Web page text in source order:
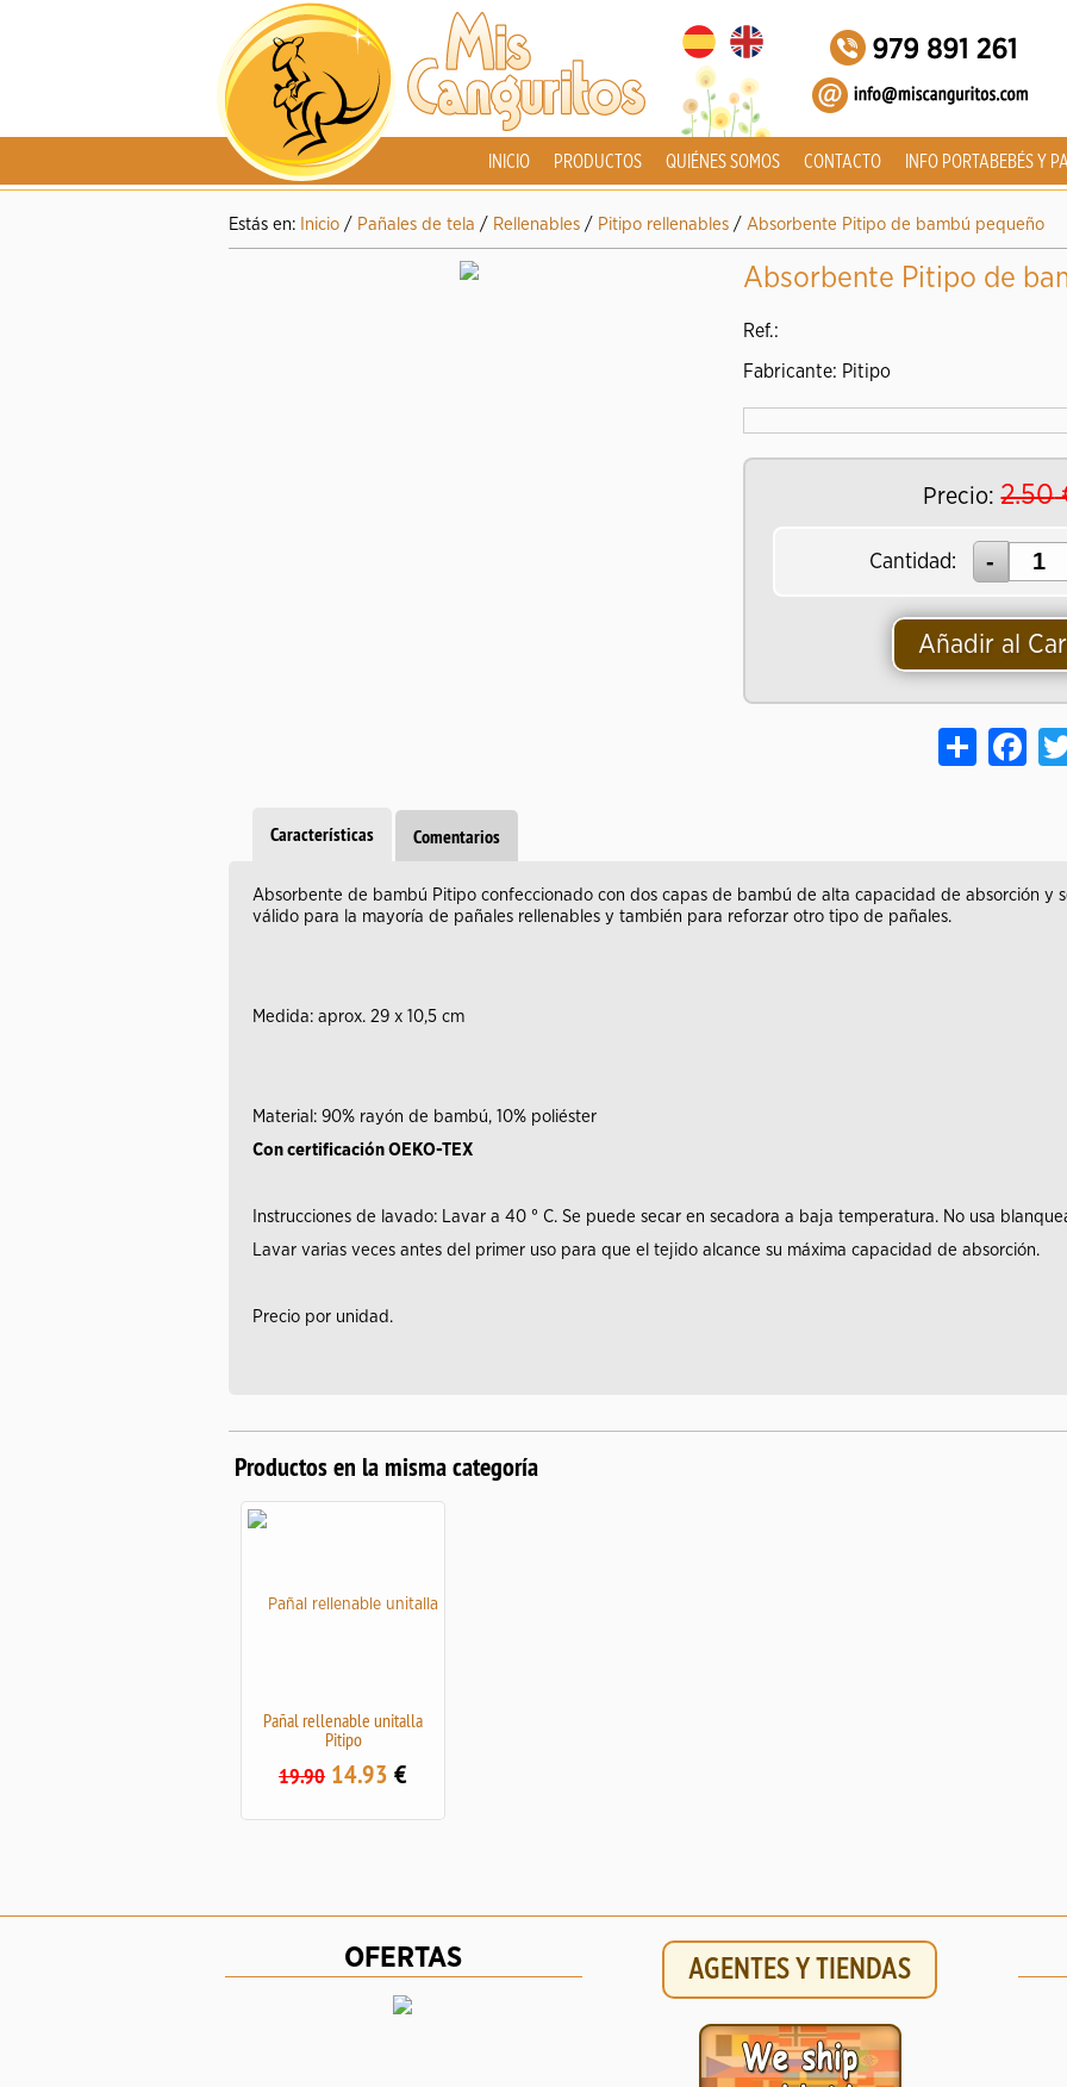
INICIO PRODUCTOS QUIÉNES SOMOS CONTACTO INFO PORTABEBÉS Y
Estás en: Inicio / Pañales de tela / Rellenables / Pitipo rellenables / Absorbente Pitipo de bambú pequeño
Absorbente Pitipo de
Ref.:
Fabricante: Pitipo
Precio: 2.50
Cantidad:
Añadir al
Share
Características Comentarios
Absorbente de bambú Pitipo confeccionado con dos capas de bambú de alta capacidad de absorción y
válido para la mayoría de pañales rellenables y también para reforzar otro tipo de pañales.
Medida: aprox. 29 x 10,5 cm
Material: 90% rayón de bambú, 10% poliéster
Con certificación OEKO-TEX
Instrucciones de lavado: Lavar a 40 ° C. Se puede secar en secadora a baja temperatura. No usa
Lavar varias veces antes del primer uso para que el tejido alcance su máxima capacidad de absorción.
Precio por unidad.
Productos en la misma categoría
Pañal rellenable unitalla
Pitipo
19.90 14.93 €
OFERTAS AGENTES Y TIENDAS